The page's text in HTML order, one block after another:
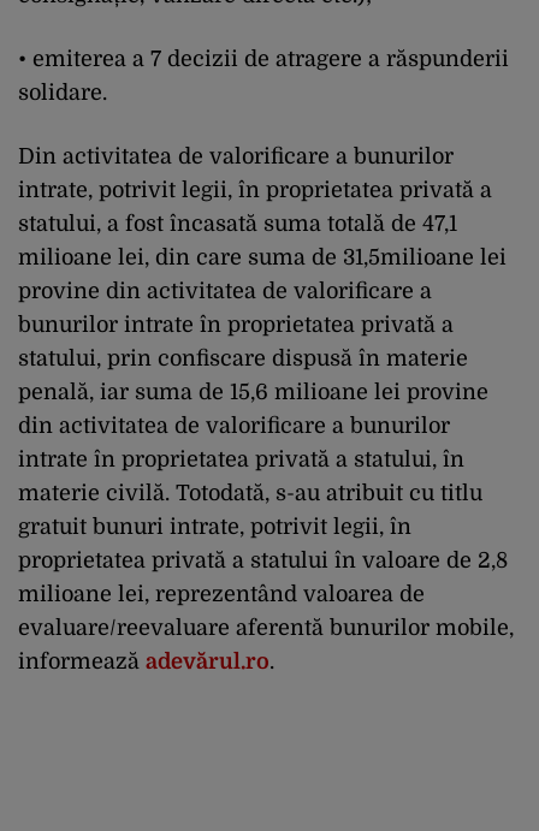
• emiterea a 7 decizii de atragere a răspunderii
solidare.
Din activitatea de valorificare a bunurilor
intrate, potrivit legii, în proprietatea privată a
statului, a fost încasată suma totală de 47,1
milioane lei, din care suma de 31,5milioane lei
provine din activitatea de valorificare a
bunurilor intrate în proprietatea privată a
statului, prin confiscare dispusă în materie
penală, iar suma de 15,6 milioane lei provine
din activitatea de valorificare a bunurilor
intrate în proprietatea privată a statului, în
materie civilă. Totodată, s-au atribuit cu titlu
gratuit bunuri intrate, potrivit legii, în
proprietatea privată a statului în valoare de 2,8
milioane lei, reprezentând valoarea de
evaluare/reevaluare aferentă bunurilor mobile,
informează adevărul.ro.